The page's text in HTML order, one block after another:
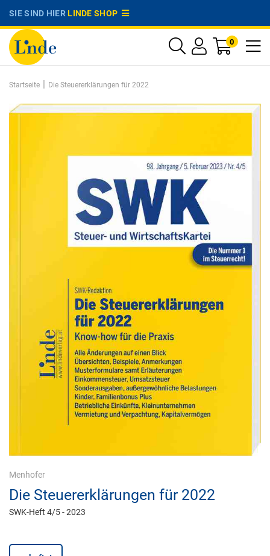
SIE SIND HIERLINDE SHOP
0
Startseite | Die Steuererklärungen für 2022
Menhofer
Die Steuererklärungen für 2022
SWK-Heft 4/5 - 2023